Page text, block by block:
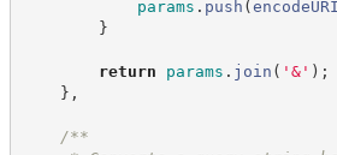
params . push (
}
return params . join ( '& ' ) ;
} ,
/**